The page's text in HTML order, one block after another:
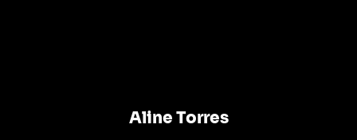
Aline Torres